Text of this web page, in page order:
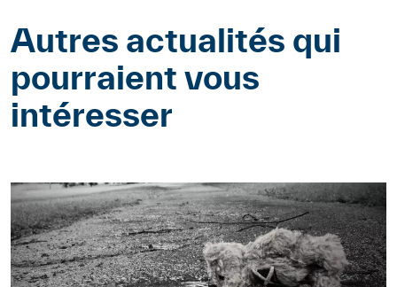
Autres actualités qui
pourraient vous
intéresser